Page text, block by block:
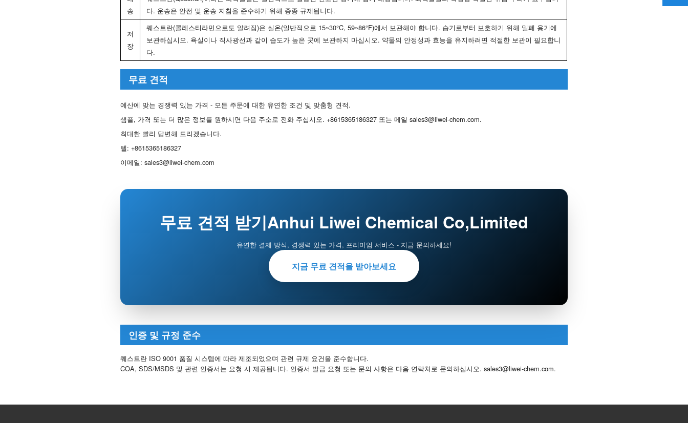
송
다. 운송은 안전 및 운송 지침을 준수하기 위해 종종 규제됩니다.
저
장
퀘스트란(콜레스티라민으로도 알려짐)은 실온(일반적으로 15~30°C, 59~86°F)에서 보관해야 합니다. 습기로부터 보호하기 위해 밀폐 용기에
보관하십시오. 욕실이나 직사광선과 같이 습도가 높은 곳에 보관하지 마십시오. 약물의 안정성과 효능을 유지하려면 적절한 보관이 필요합니
다.
무료 견적
예산에 맞는 경쟁력 있는 가격 - 모든 주문에 대한 유연한 조건 및 맞춤형 견적.
샘플, 가격 또는 더 많은 정보를 원하시면 다음 주소로 전화 주십시오.+8615365186327 또는 메일sales3@liwei-chem.com.
최대한 빨리 답변해 드리겠습니다.
텔:+8615365186327
이메일:sales3@liwei-chem.com
무료 견적 받기Anhui Liwei Chemical Co,Limited
유연한 결제 방식, 경쟁력 있는 가격, 프리미엄 서비스 - 지금 문의하세요!
지금 무료 견적을 받아보세요
인증 및 규정 준수
퀘스트란 ISO 9001 품질 시스템에 따라 제조되었으며 관련 규제 요건을 준수합니다.
COA, SDS/MSDS 및 관련 인증서는 요청 시 제공됩니다. 인증서 발급 요청 또는 문의 사항은 다음 연락처로 문의하십시오.sales3@liwei-chem.com.